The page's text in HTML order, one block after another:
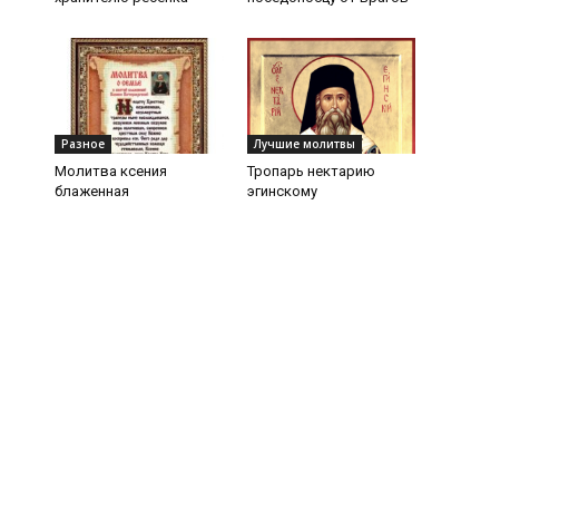
Разное
Молитва ксения
блаженная
Лучшие молитвы
Тропарь нектарию
эгинскому